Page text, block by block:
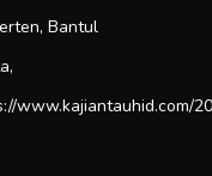
Bantul
www.kajiantauhid.com/